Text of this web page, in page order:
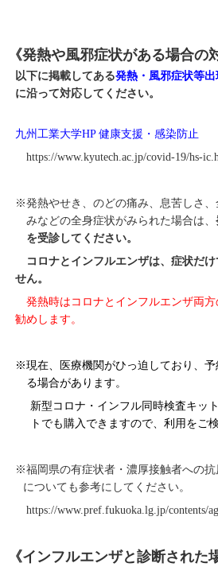
《発熱や風邪症状がある場合の
以下に掲載してある発熱・風邪症状等
に沿って対応してください。
九州工業大学HP健康支援・感染防止
https://www.kyutech.ac.jp/covid-19/hs-
※発熱やせき、のどの痛み、息苦しさ
みなどの全身症状がみられた場合は、
を受診してください。
コロナとインフルエンザは、症状だ
せん。
発熱時はコロナとインフルエンザ両
勧めします。
※現在、医療機関がひっ迫しており、
る場合があります。
新型コロナ・インフル同時検査キッ
トでも購入できますので、利用をご
※福岡県の有症状者・濃厚接触者への
についても参考にしてください。
https://www.pref.fukuoka.lg.jp/contents/
《インフルエンザと診断された